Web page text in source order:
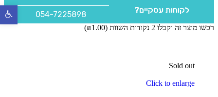
לקוחות עסקיים? 054-7225898
רכשו מוצר זה וקבלו 2 נקודות השוות ( ₪1.00
)
Sold out
Click to enlarge
פתח